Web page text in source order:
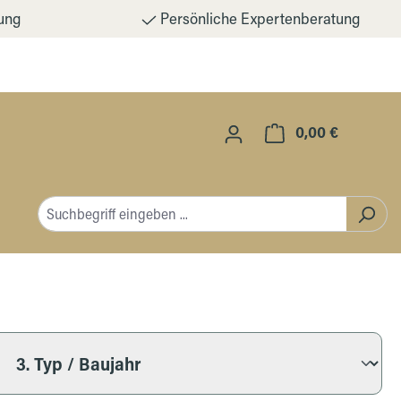
Persönliche Expertenberatung
0,00 €